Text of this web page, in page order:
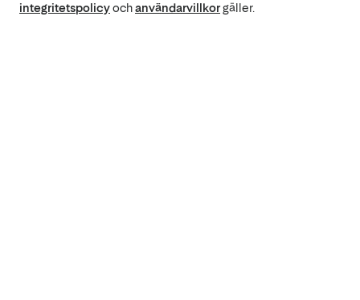
integritetspolicyochanvändarvillkorgäller.